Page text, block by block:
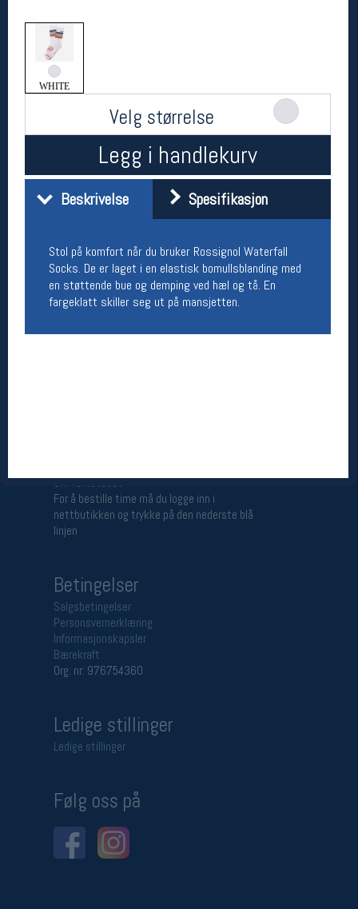
WHITE
Velg størrelse
Legg i handlekurv
Beskrivelse Spesifikasjon
Stol på komfort når du bruker Rossignol Waterfall
Socks. De er laget i en elastisk bomullsblanding med
en støttende bue og demping ved hæl og tå. En
fargeklatt skiller seg ut på mansjetten.
Her finner du oss
Oslo Sportslager
Torggata 20
0183 Oslo
Telefon: 23 32 62 00
(telefontid man-fredag klokken 10-13)
Kontakt oss
Åpningstider butikk
Lørdag:
11-16
Om verkstedet
For å bestille time må du logge inn i
nettbutikken og trykke på den nederste blå
linjen
Betingelser
Salgsbetingelser
Personsvernerklæring
Informasjonskapsler
Bærekraft
Org. nr: 976754360
Ledige stillinger
Ledige stillinger
Følg oss på